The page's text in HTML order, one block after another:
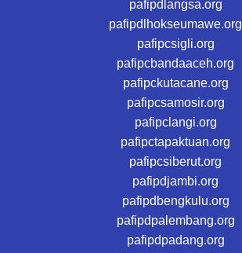
pafipdlangsa.org
pafipdlhokseumawe.org
pafipcsigli.org
pafipcbandaaceh.org
pafipckutacane.org
pafipcsamosir.org
pafipclangi.org
pafipctapaktuan.org
pafipcsiberut.org
pafipdjambi.org
pafipdbengkulu.org
pafipdpalembang.org
pafipdpadang.org